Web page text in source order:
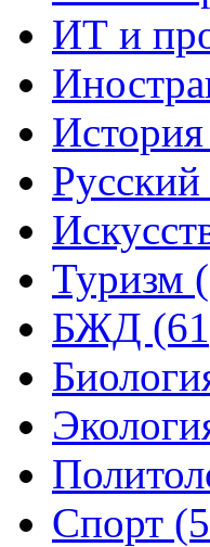
ИТ и
Туризм
БЖД
Спорт